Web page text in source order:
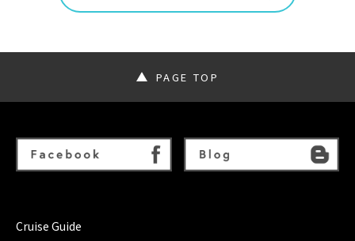
PAGE TOP
Cruise Guide